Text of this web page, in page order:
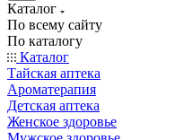
Каталог
По всему сайту
По каталогу
Каталог
Тайская аптека
Ароматерапия
Детская аптека
Женское здоровье